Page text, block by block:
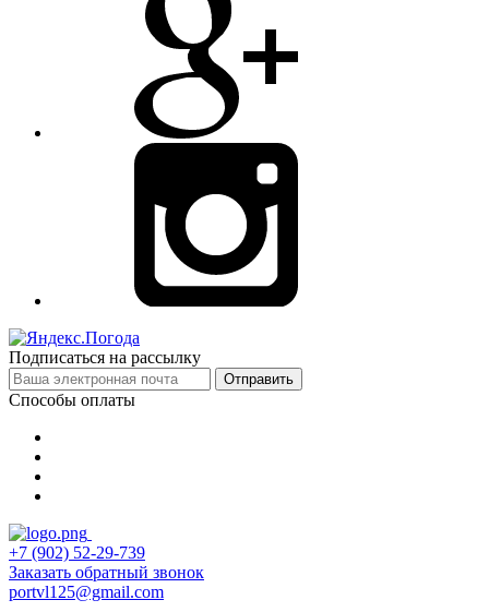
Подписаться на рассылку
Отправить
Способы оплаты
+7 (902) 52-29-739
Заказать обратный звонок
portvl125@gmail.com